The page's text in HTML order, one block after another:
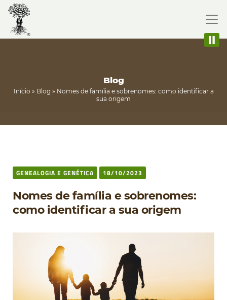
Blog
Início » Blog » Nomes de família e sobrenomes: como identificar a
sua origem
GENEALOGIA E GENÉTICA 18/10/2023
Nomes de família e sobrenomes:
como identificar a sua origem